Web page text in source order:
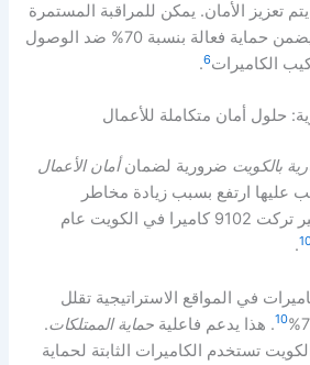
تعزيز الأمان. يمكن للمراقبة المستمرة
لحماية الممتلكات. هذا يضمن حماية فعالة بنسبة 70% ضد الوصول
الكاميرات6
.
حلول أمان متكاملة للأعمال
بالكويت ضرورية لضمانأمان الأعمال
عليها ارتفع بسبب زيادة مخاطر
السرقة. شركة فيجل كبير تركت 9102 كاميرا في الكويت عام
.
في المواقع الاستراتيجية تقلل
10. هذا يدعم فاعليةحماية الممتلكات.
تستخدم الكاميرات الثابتة لحماية